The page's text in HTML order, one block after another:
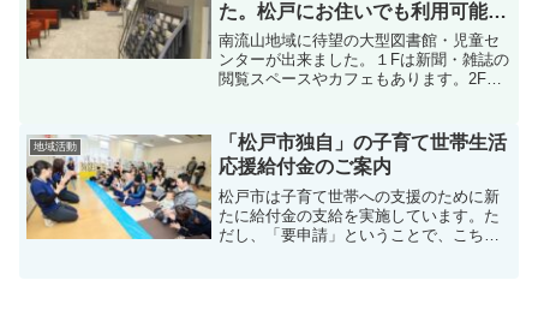
た。松戸にお住いでも利用可能で
す。
南流山地域に待望の大型図書館・児童セ
ンターが出来ました。１Fは新聞・雑誌の
閲覧スペースやカフェもあります。2Fの
覧席はありますが、学習席は無いので多
目的ラウンジを使用す...
地域活動
「松戸市独自」の子育て世帯生活
応援給付金のご案内
松戸市は子育て世帯への支援のために新
たに給付金の支給を実施しています。た
だし、「要申請」ということで、こちら